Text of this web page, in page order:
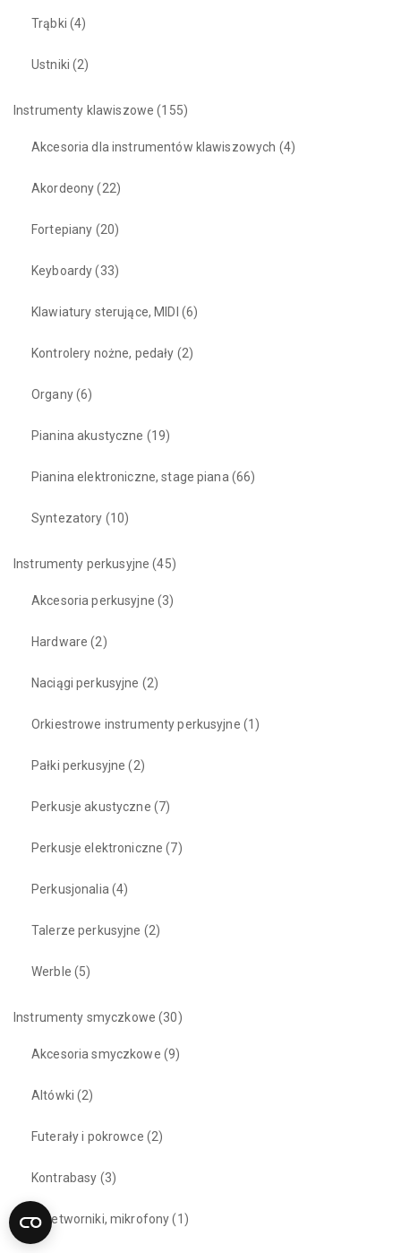
Trąbki (4)
Ustniki (2)
Instrumenty klawiszowe (155)
Akcesoria dla instrumentów klawiszowych (4)
Akordeony(22)
Fortepiany (20)
Keyboardy(33)
Klawiatury sterujące, MIDI (6)
Kontrolery nożne, pedały (2)
Organy(6)
Pianina akustyczne (19)
Pianina elektroniczne, stage piana (66)
Syntezatory (10)
Instrumenty perkusyjne (45)
Akcesoria perkusyjne (3)
Hardware (2)
Naciągi perkusyjne (2)
Orkiestrowe instrumenty perkusyjne (1)
Pałki perkusyjne (2)
Perkusje akustyczne (7)
Perkusje elektroniczne (7)
Perkusjonalia (4)
Talerze perkusyjne (2)
Werble (5)
Instrumenty smyczkowe (30)
Akcesoria smyczkowe (9)
Altówki (2)
Futerały i pokrowce (2)
Kontrabasy (3)
Przetworniki, mikrofony(1)